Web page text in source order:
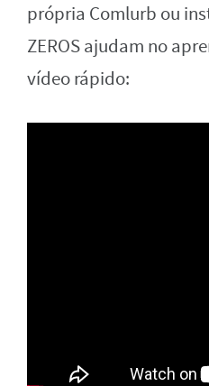
própria Comlurb ou
ZEROS ajudam no
vídeo rápido: